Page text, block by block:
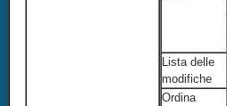
Lista delle
modifiche
Ordina